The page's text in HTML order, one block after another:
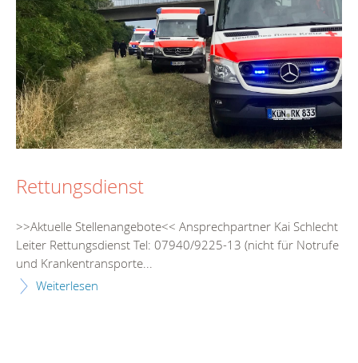
Rettungsdienst
>>Aktuelle Stellenangebote<< Ansprechpartner Kai Schlecht
Leiter Rettungsdienst Tel: 07940/9225-13 (nicht für Notrufe
und Krankentransporte...
Weiterlesen